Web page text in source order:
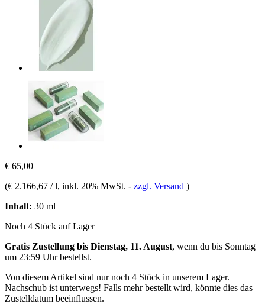
€ 65,00
(€ 2.166,67 / l, inkl. 20% MwSt. - zzgl. Versand )
Inhalt: 30 ml
Noch 4 Stück auf Lager
Gratis Zustellung bis Dienstag, 11. August, wenn du bis Sonntag
um 23:59 Uhrbestellst.
Von diesem Artikel sind nur noch 4 Stück in unserem Lager.
Nachschub ist unterwegs! Falls mehr bestellt wird, könnte dies das
Zustelldatum beeinflussen.